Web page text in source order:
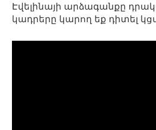
Էվելինայի արձագանքը
կադրերը կարող եք դիտել